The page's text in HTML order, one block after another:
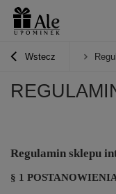
Wstecz
Regulamin sklepu
§ 1